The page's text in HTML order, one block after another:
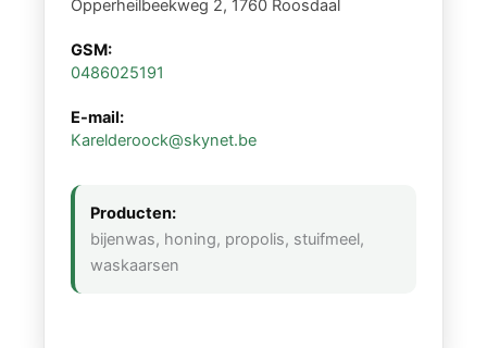
Opperheilbeekweg 2, 1760 Roosdaal
GSM:
0486025191
E-mail:
Karelderoock@skynet.be
Producten:
bijenwas, honing, propolis, stuifmeel,
waskaarsen